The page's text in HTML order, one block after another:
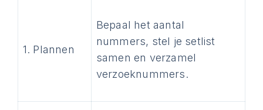
1. Plannen
Bepaal het aantal
nummers, stel je setlist
samen en verzamel
verzoeknummers.